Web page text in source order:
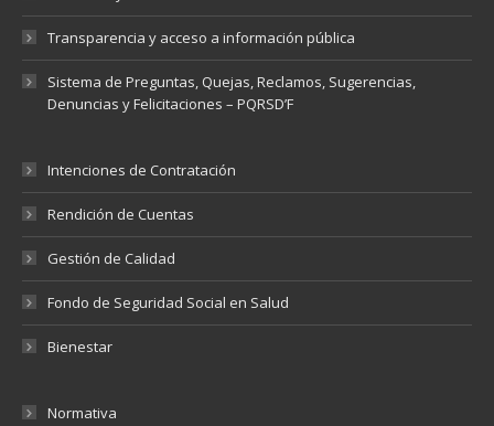
Transparencia y acceso a información pública
Sistema de Preguntas, Quejas, Reclamos, Sugerencias,
Denuncias y Felicitaciones – PQRSD’F
Intenciones de Contratación
Rendición de Cuentas
Gestión de Calidad
Fondo de Seguridad Social en Salud
Bienestar
Normativa